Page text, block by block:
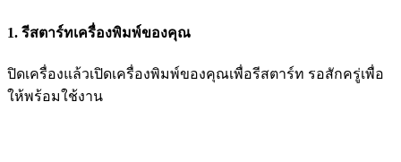
1. รีสตาร์ทเครื่องพิมพ์ของคุณ
ปิดเครื่องแล้วเปิดเครื่องพิมพ์ของคุณเพื่อรีสตาร์ท รอสักครู่เพื่อ
ให้พร้อมใช้งาน